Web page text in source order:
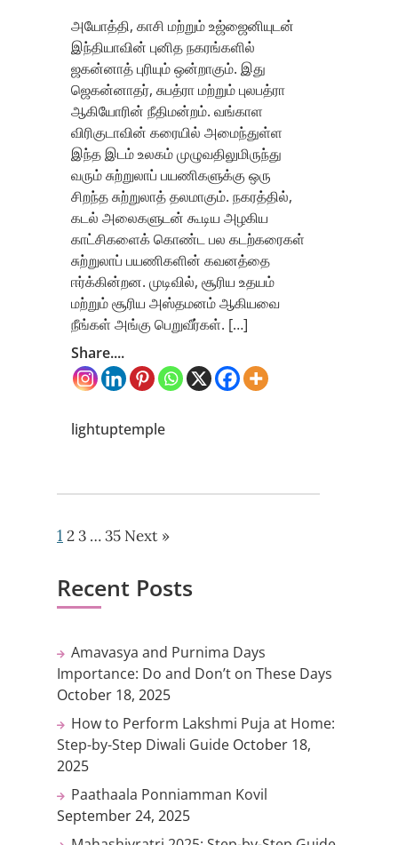
அயோத்தி, காசி மற்றும் உஜ்ஜைனியுடன்
இந்தியாவின் புனித நகரங்களில்
ஜகன்னாத் புரியும் ஒன்றாகும். இது
ஜெகன்னாதர், சுபத்ரா மற்றும் புலபத்ரா
ஆகியோரின் நீதிமன்றம். வங்காள
விரிகுடாவின் கரையில் அமைந்துள்ள
இந்த இடம் உலகம் முழுவதிலுமிருந்து
வரும் சுற்றுலாப் பயணிகளுக்கு ஒரு
சிறந்த சுற்றுலாத் தலமாகும். நகரத்தில்,
கடல் அலைகளுடன் கூடிய அழகிய
காட்சிகளைக் கொண்ட பல கடற்கரைகள்
சுற்றுலாப் பயணிகளின் கவனத்தை
ஈர்க்கின்றன. முடிவில், சூரிய உதயம்
மற்றும் சூரிய அஸ்தமனம் ஆகியவை
நீங்கள் அங்கு பெறுவீர்கள். […]
Share....
lightuptemple
1 2 3 … 35 Next »
Recent Posts
Amavasya and Purnima Days
Importance: Do and Don’t on These Days
October 18, 2025
How to Perform Lakshmi Puja at Home:
Step-by-Step Diwali Guide October 18,
2025
Paathaala Ponniamman Kovil
September 24, 2025